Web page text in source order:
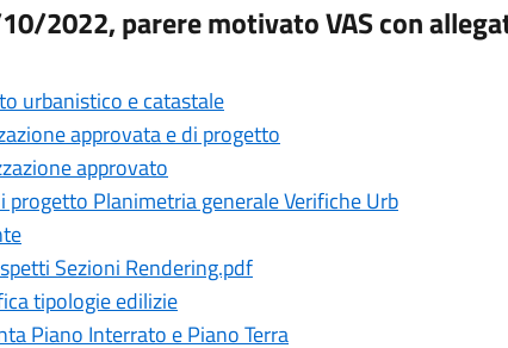
2022, parere motivato VAS con
urbanistico e catastale
approvata e di progetto
approvato
progetto Planimetria generale Verifiche Urb
Sezioni Rendering.pdf
tipologie edilizie
Piano Interrato e Piano Terra